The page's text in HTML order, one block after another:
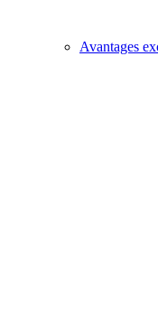
Avantages